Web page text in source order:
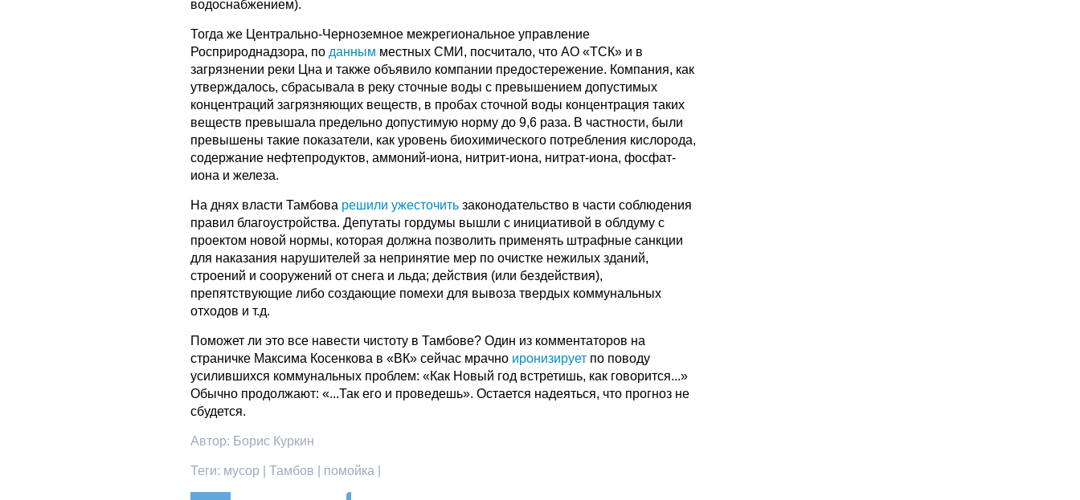
водоснабжением).
Тогда же Центрально-Черноземное межрегиональное управление
Росприроднадзора, по данным местных СМИ, посчитало, что АО «ТСК» и в
загрязнении реки Цна и также объявило компании предостережение. Компания, как
утверждалось, сбрасывала в реку сточные воды с превышением допустимых
концентраций загрязняющих веществ, в пробах сточной воды концентрация таких
веществ превышала предельно допустимую норму до 9,6 раза. В частности, были
превышены такие показатели, как уровень биохимического потребления кислорода,
содержание нефтепродуктов, аммоний-иона, нитрит-иона, нитрат-иона, фосфат-
иона и железа.
На днях власти Тамбова решили ужесточить законодательство в части соблюдения
правил благоустройства. Депутаты гордумы вышли с инициативой в облдуму с
проектом новой нормы, которая должна позволить применять штрафные санкции
для наказания нарушителей за непринятие мер по очистке нежилых зданий,
строений и сооружений от снега и льда; действия (или бездействия),
препятствующие либо создающие помехи для вывоза твердых коммунальных
отходов и т.д.
Поможет ли это все навести чистоту в Тамбове? Один из комментаторов на
страничке Максима Косенкова в «ВК» сейчас мрачно иронизирует по поводу
усилившихся коммунальных проблем: «Как Новый год встретишь, как говорится...»
Обычно продолжают: «...Так его и проведешь». Остается надеяться, что прогноз не
сбудется.
Автор: Борис Куркин
Теги: мусор | Тамбов | помойка |